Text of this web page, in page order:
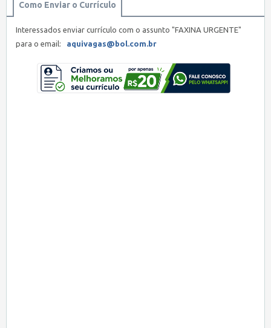
Como Enviar o Currículo
Interessados enviar currículo com o assunto "FAXINA URGENTE"
para o email: aquivagas@bol.com.br